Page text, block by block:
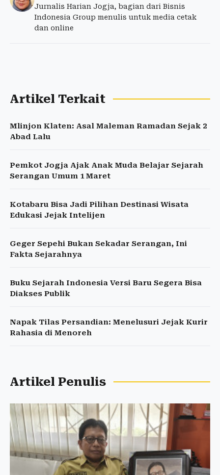
Jurnalis Harian Jogja, bagian dari Bisnis
Indonesia Group menulis untuk media cetak
dan online
Artikel Terkait
Mlinjon Klaten: Asal Maleman Ramadan Sejak 2
Abad Lalu
Pemkot Jogja Ajak Anak Muda Belajar Sejarah
Serangan Umum 1 Maret
Kotabaru Bisa Jadi Pilihan Destinasi Wisata
Edukasi Jejak Intelijen
Geger Sepehi Bukan Sekadar Serangan, Ini
Fakta Sejarahnya
Buku Sejarah Indonesia Versi Baru Segera Bisa
Diakses Publik
Napak Tilas Persandian: Menelusuri Jejak Kurir
Rahasia di Menoreh
Artikel Penulis